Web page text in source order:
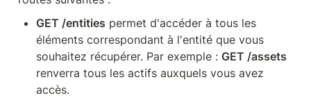
GET /entities permet d'accéder à tous les
éléments correspondant à l'entité que vous
souhaitez récupérer. Par exemple : GET /assets
renverra tous les actifs auxquels vous avez
accès.